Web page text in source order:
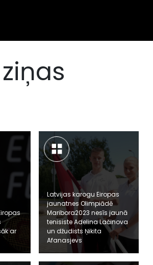
ar
Latvijas karogu Eiropas
jaunatnes Olimpiādē
Maribora2023 nesīs jaunā
tenisiste Adelina Lačinova
un džudists Ņikita
Afanasjevs